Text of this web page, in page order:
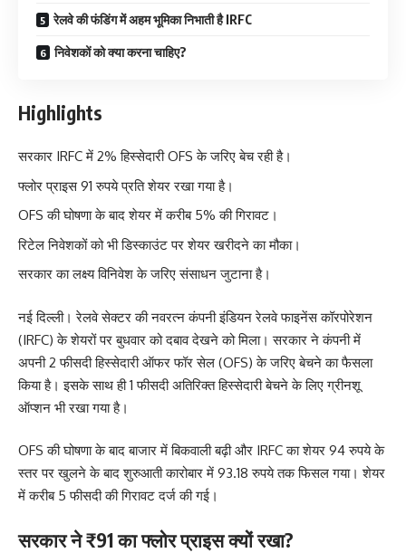
रेलवे की फंडिंग में अहम भूमिका निभाती है IRFC
निवेशकों को क्या करना चाहिए?
Highlights
सरकार IRFC में 2% हिस्सेदारी OFS के जरिए बेच रही है।
फ्लोर प्राइस 91 रुपये प्रति शेयर रखा गया है।
OFS की घोषणा के बाद शेयर में करीब 5% की गिरावट।
रिटेल निवेशकों को भी डिस्काउंट पर शेयर खरीदने का मौका।
सरकार का लक्ष्य विनिवेश के जरिए संसाधन जुटाना है।
नई दिल्ली। रेलवे सेक्टर की नवरत्न कंपनी इंडियन रेलवे फाइनेंस कॉरपोरेशन
(IRFC) के शेयरों पर बुधवार को दबाव देखने को मिला। सरकार ने कंपनी में
अपनी 2 फीसदी हिस्सेदारी ऑफर फॉर सेल (OFS) के जरिए बेचने का फैसला
किया है। इसके साथ ही 1 फीसदी अतिरिक्त हिस्सेदारी बेचने के लिए ग्रीनशू
ऑप्शन भी रखा गया है।
OFS की घोषणा के बाद बाजार में बिकवाली बढ़ी और IRFC का शेयर 94 रुपये के
स्तर पर खुलने के बाद शुरुआती कारोबार में 93.18 रुपये तक फिसल गया। शेयर
में करीब 5 फीसदी की गिरावट दर्ज की गई।
सरकार ने ₹91 का फ्लोर प्राइस क्यों रखा?